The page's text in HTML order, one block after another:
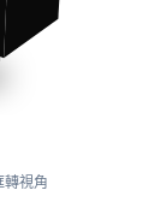
視角